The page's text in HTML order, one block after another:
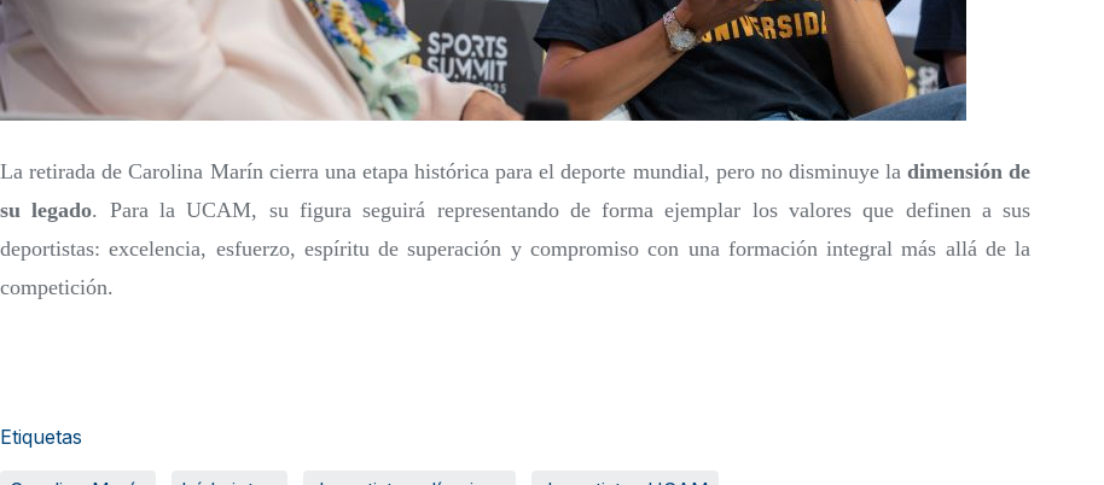
La retirada de Carolina Marín cierra una etapa histórica para el deporte mundial, pero no disminuye ladimensión de
su legado. Para la UCAM, su figura seguirá representando de forma ejemplar los valores que definen a sus
deportistas: excelencia, esfuerzo, espíritu de superación y compromiso con una formación integral más allá de la
competición.
Etiquetas